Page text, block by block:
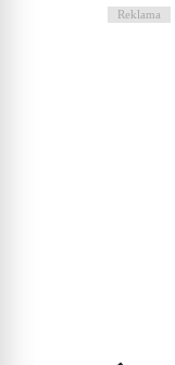
Reklama